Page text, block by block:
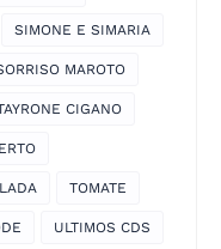
SIMONE E SIMARIA
MAROTO
CIGANO
TOMATE
ULTIMOS CDS